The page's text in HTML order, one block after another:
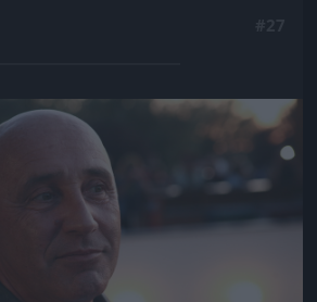
Jön még kép!